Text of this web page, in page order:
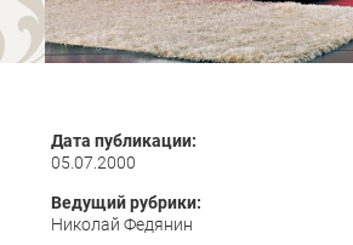
Дата публикации:
05.07.2000
Ведущий рубрики:
Николай Федянин